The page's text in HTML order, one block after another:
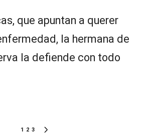
que apuntan a querer
la hermana de
la defiende con todo
1 2 3